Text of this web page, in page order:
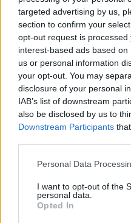
targeted advertising by us,
section to confirm your
opt-out request is
interest-based ads based
us or personal information
your opt-out. You may
disclosure of your personal
IAB’s list of downstream
also be disclosed by us to
Downstream Participants
Personal Data
I want to opt-out of the
personal data.
Opted In
Bobba (Acli):
anche alle politiche
14/09/2005
C'è anche
movimento dei
politica
24/06/2005
LA RIVISTA ADISTA
dell'unità politica